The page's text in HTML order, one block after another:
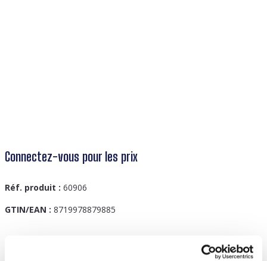
Connectez-vous pour les prix
Réf. produit : 60906
GTIN/EAN : 8719978879885